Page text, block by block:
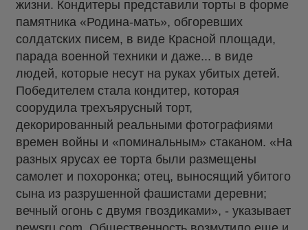
жизни. Кондитеры представили торты в форме
памятника «Родина-мать», обгоревших
солдатских писем, в виде Красной площади,
парада военной техники и даже... в виде
людей, которые несут на руках убитых детей.
Победителем стала кондитер, которая
соорудила трехъярусный торт,
декорированный реальными фотографиями
времен войны и «поминальным» стаканом. «На
разных ярусах ее торта были размещены
самолет и похоронка; отец, выносящий убитого
сына из разрушенной фашистами деревни;
вечный огонь с двумя гвоздиками», - указывает